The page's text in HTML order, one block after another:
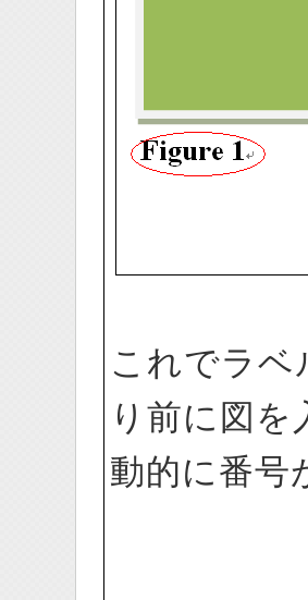
これでラ
り前に図
動的に番号